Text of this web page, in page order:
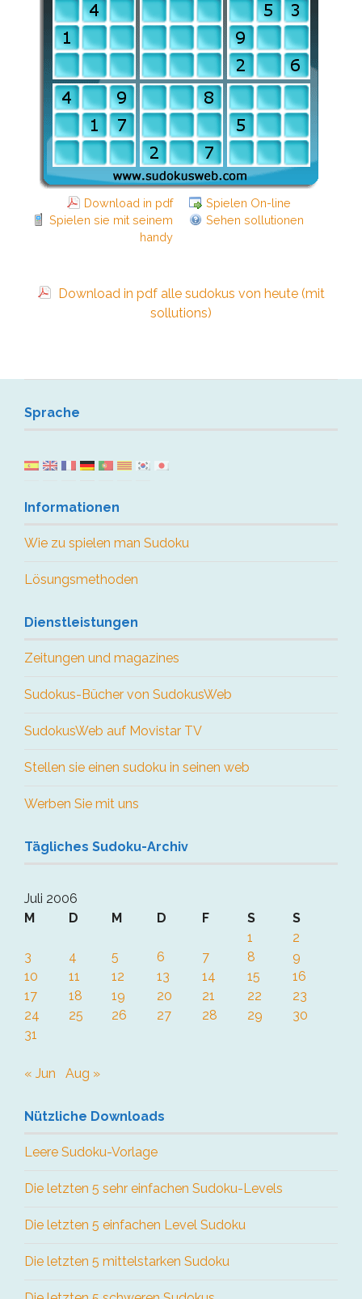
Download in pdf
Spielen On-line
Spielen sie mit seinem
handy
Sehen sollutionen
Download in pdf alle sudokus von heute (mit
sollutions)
Sprache
Informationen
Wie zu spielen man Sudoku
Lösungsmethoden
Dienstleistungen
Zeitungen und magazines
Sudokus-Bücher von SudokusWeb
SudokusWeb auf Movistar TV
Stellen sie einen sudoku in seinen web
Werben Sie mit uns
Tägliches Sudoku-Archiv
Juli 2006
M
D M D F S
S
1
2
3
4 5 6 7 8
9
10
11 12 13 14 15
16
17
18 19 20 21 22
23
24
25 26 27 28 29
30
31
« Jun Aug »
Nützliche Downloads
Leere Sudoku-Vorlage
Die letzten 5 sehr einfachen Sudoku-Levels
Die letzten 5 einfachen Level Sudoku
Die letzten 5 mittelstarken Sudoku